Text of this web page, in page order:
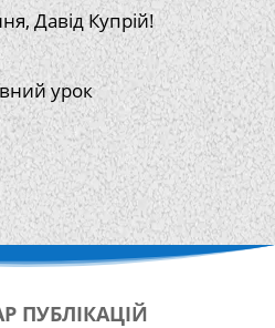
Давід Купрій!
урок
ПУБЛІКАЦІЙ